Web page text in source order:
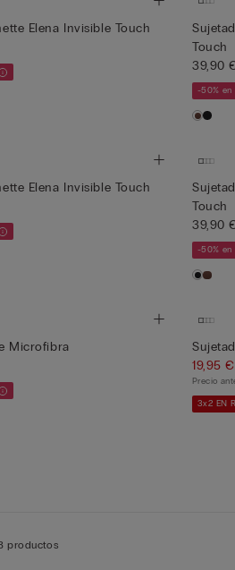
Elena Invisible Touch
Touch
39,90
-50% en
Elena Invisible Touch
Touch
39,90
-50% en
Microfibra
19,95
Precio
3x2 EN
productos